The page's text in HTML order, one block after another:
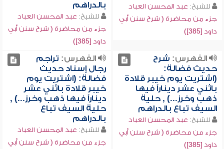
للشيخ: عبد المحسن العباد
جزء من محاضرة ( شرح سنن أبي
داود [385])
بالدراهم
للشيخ: عبد المحسن العباد
جزء من محاضرة ( شرح سنن أبي
داود [385])
الفهرس: شرح
حديث فضالة:
(اشتريت يوم خيبر قلادة
باثني عشر ديناراً فيها
ذهب وخرز...) , حلية
السيف تباع بالدراهم
للشيخ: عبد المحسن العباد
جزء من محاضرة ( شرح سنن أبي
داود [385])
الفهرس: تراجم
رجال إسناد حديث
فضالة: (اشتريت يوم
خيبر قلادة باثني عشر
ديناراً فيها ذهب وخرز...) ,
حلية السيف تباع
بالدراهم
للشيخ: عبد المحسن العباد
جزء من محاضرة ( شرح سنن أبي